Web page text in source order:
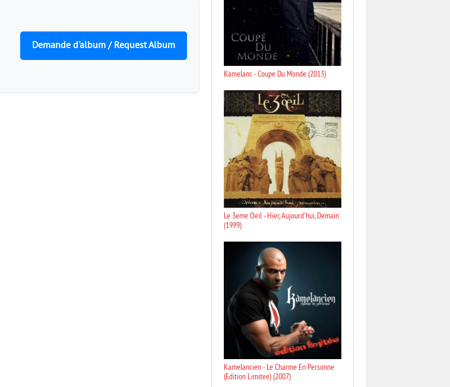
Demande d'album / Request Album
Kamelanc - Coupe Du Monde (2013)
Le 3eme Oeil - Hier, Aujourd'hui, Demain
(1999)
Kamelancien - Le Charme En Personne
(Edition Limitee) (2007)